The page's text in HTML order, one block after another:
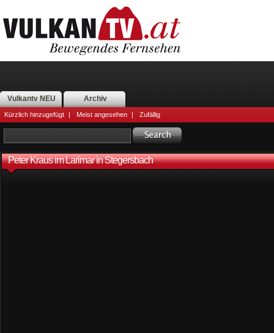
Vulkantv NEU Archiv
Kürzlich hinzugefügt | Meist angesehen | Zufällig
Peter Kraus im Larimar in Stegersbach